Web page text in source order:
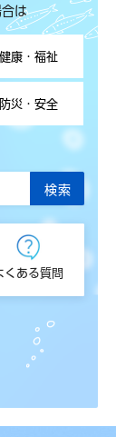
は
健康・福祉
防災・安全
くある質問